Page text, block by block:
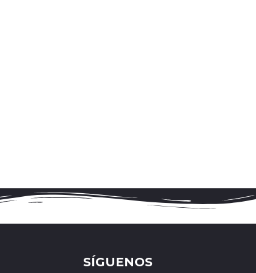
SÍGUENOS